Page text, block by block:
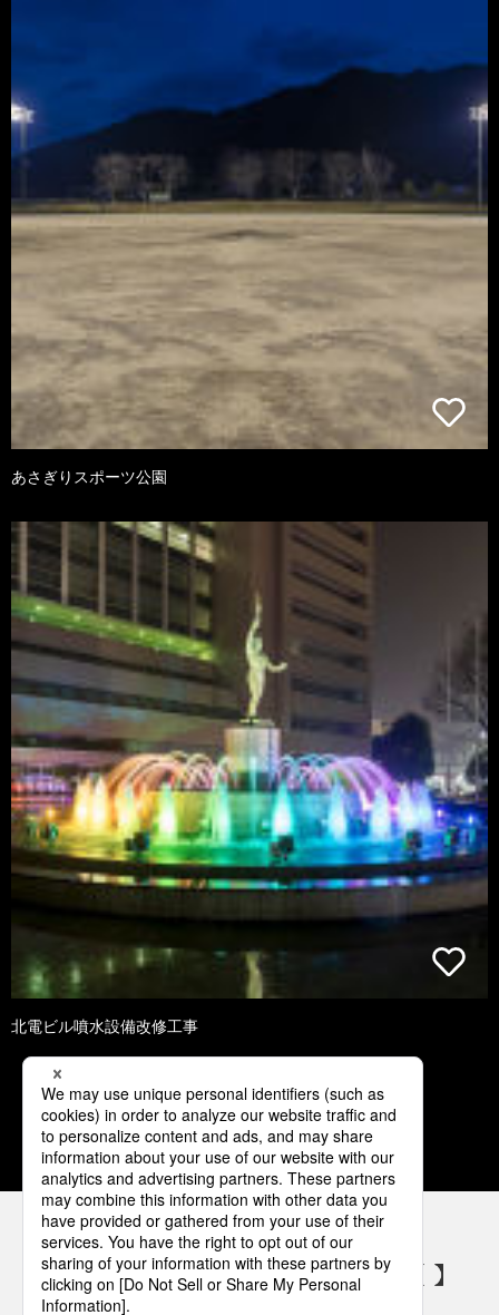
あさぎりスポーツ公園
北電ビル噴水設備改修工事
1 2 3 4 5
パナソニックの電気設備 SNSアカウント